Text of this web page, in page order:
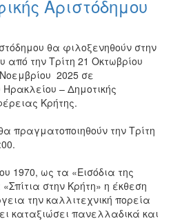
Αριστόδημου
θα φιλοξενηθούν στην
από την Τρίτη 21 Οκτωβρίου
2025 σε
– Δημοτικής
Κρήτης.
πραγματοποιηθούν την Τρίτη
1970, ως τα «Εισόδια της
στην Κρήτη» η έκθεση
την καλλιτεχνική πορεία
καταξιώσει πανελλαδικά και